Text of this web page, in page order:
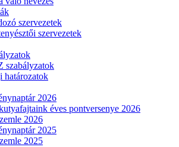
szervezetek
szervezetek
szabályzatok
határozatok
2026
éves pontversenye 2026
2026
2025
2025